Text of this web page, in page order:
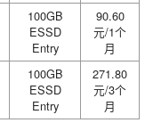
100GB
ESSD
Entry
90.60
元/1个
月
100GB
ESSD
Entry
271.80
元/3个
月